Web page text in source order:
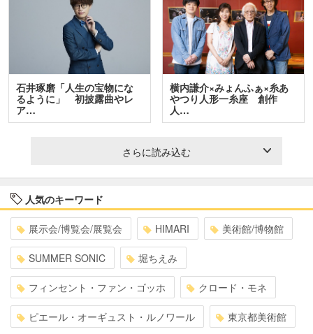
石井琢磨「人生の宝物にな
るように」 初披露曲やレ
ア…
横内謙介×みょんふぁ×糸あ
やつり人形一糸座 創作
人…
さらに読み込む
人気のキーワード
展示会/博覧会/展覧会 HIMARI 美術館/博物館
SUMMER SONIC 堀ちえみ
フィンセント・ファン・ゴッホ クロード・モネ
ピエール・オーギュスト・ルノワール 東京都美術館